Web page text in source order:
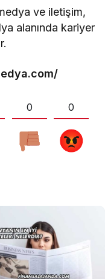
ve iletişim,
alanında kariyer
0 0